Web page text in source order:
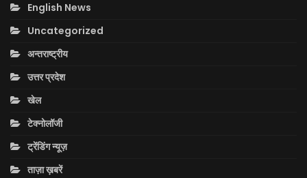
English News
Uncategorized
अन्तराष्ट्रीय
उत्तर प्रदेश
खेल
टेक्नोलॉजी
ट्रेंडिंग न्यूज़
ताज़ा ख़बरें